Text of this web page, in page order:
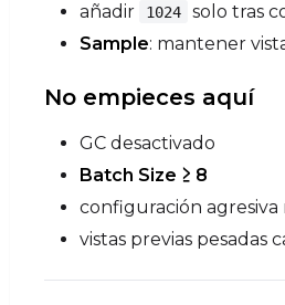
añadir 1024
solo tras
Sample: mantener
No empieces aquí
GC desactivado
Batch Size ≥ 8
configuración
vistas previas pesadas